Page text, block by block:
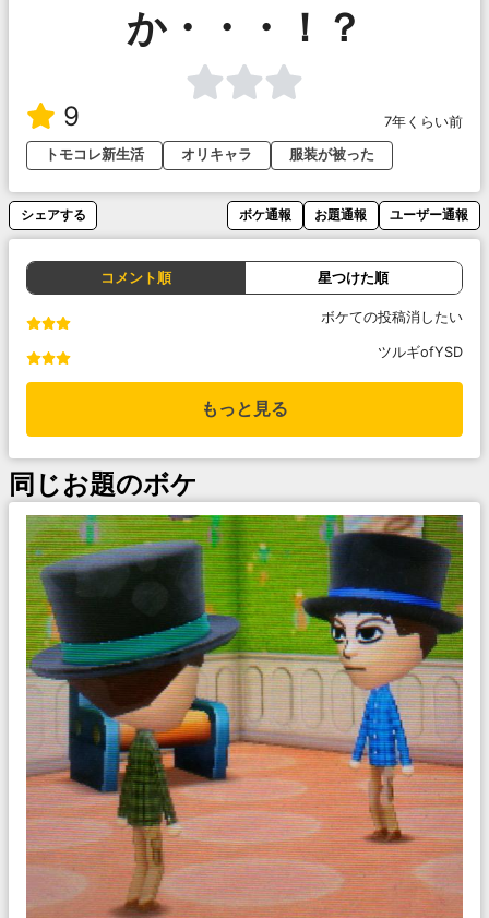
か・・・！？
9
7年くらい前
トモコレ新生活
オリキャラ 服装が被った
シェアする ボケ通報 お題通報 ユーザー通報
コメント順 星つけた順
ボケての投稿消したい
ツルギofYSD
もっと見る
同じお題のボケ